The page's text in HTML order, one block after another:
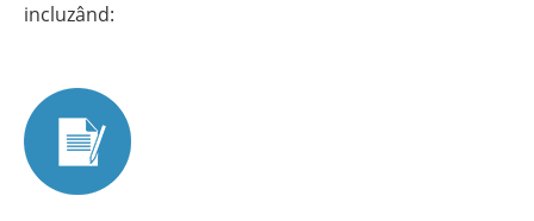
incluzând: